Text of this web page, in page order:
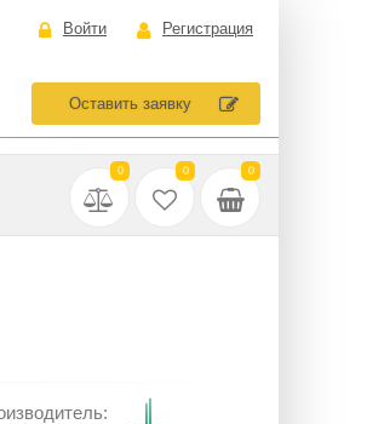
Войти Регистрация
Оставить заявку
0 0 0